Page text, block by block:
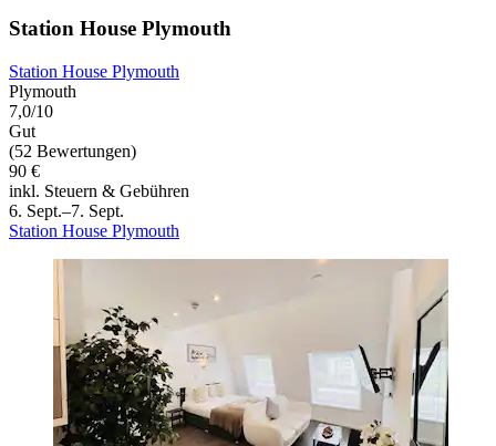
Station House Plymouth
Station House Plymouth
Plymouth
7,0/10
Gut
(52 Bewertungen)
90 €
inkl. Steuern & Gebühren
6. Sept.–7. Sept.
Station House Plymouth